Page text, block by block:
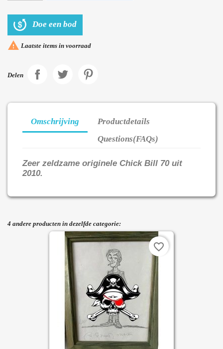
Doe een bod
 Laatste items in voorraad
Delen
Omschrijving
Productdetails
Questions(FAQs)
Zeer zeldzame originele Chick Bill 70 uit
2010.
4 andere producten in dezelfde categorie:
favorite_border